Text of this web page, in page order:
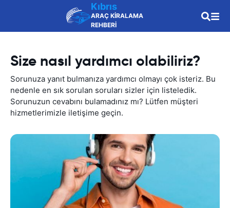
Kıbrıs
ARAÇ KİRALAMA
REHBERİ
Size nasıl yardımcı olabiliriz?
Sorunuza yanıt bulmanıza yardımcı olmayı çok isteriz. Bu
nedenle en sık sorulan soruları sizler için listeledik.
Sorunuzun cevabını bulamadınız mı? Lütfen müşteri
hizmetlerimizle iletişime geçin.